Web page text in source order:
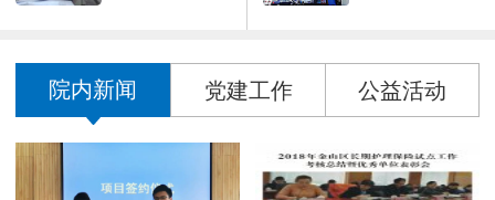
院内新闻 党建工作 公益活动